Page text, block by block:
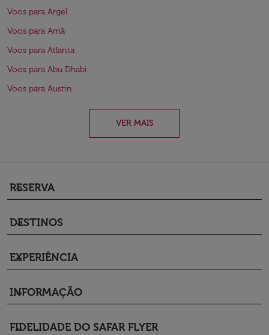
Voos para Argel
Voos para Amã
Voos para Atlanta
Voos para Abu Dhabi
Voos para Austin
VER MAIS
RESERVA
keyboard_arrow_down
DESTINOS
keyboard_arrow_down
EXPERIÊNCIA
keyboard_arrow_down
INFORMAÇÃO
keyboard_arrow_down
FIDELIDADE DO SAFAR FLYER
keyboard_arrow_down